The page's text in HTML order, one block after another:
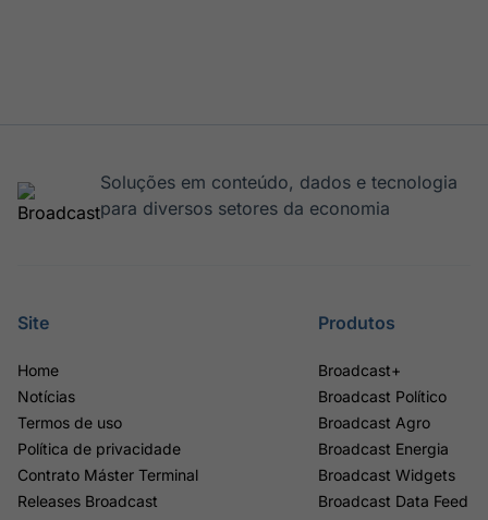
Soluções em conteúdo, dados e tecnologia
para diversos setores da economia
Site
Home
Notícias
Termos de uso
Política de privacidade
Contrato Máster Terminal
Releases Broadcast
Produtos
Broadcast+
Broadcast Político
Broadcast Agro
Broadcast Energia
Broadcast Widgets
Broadcast Data Feed